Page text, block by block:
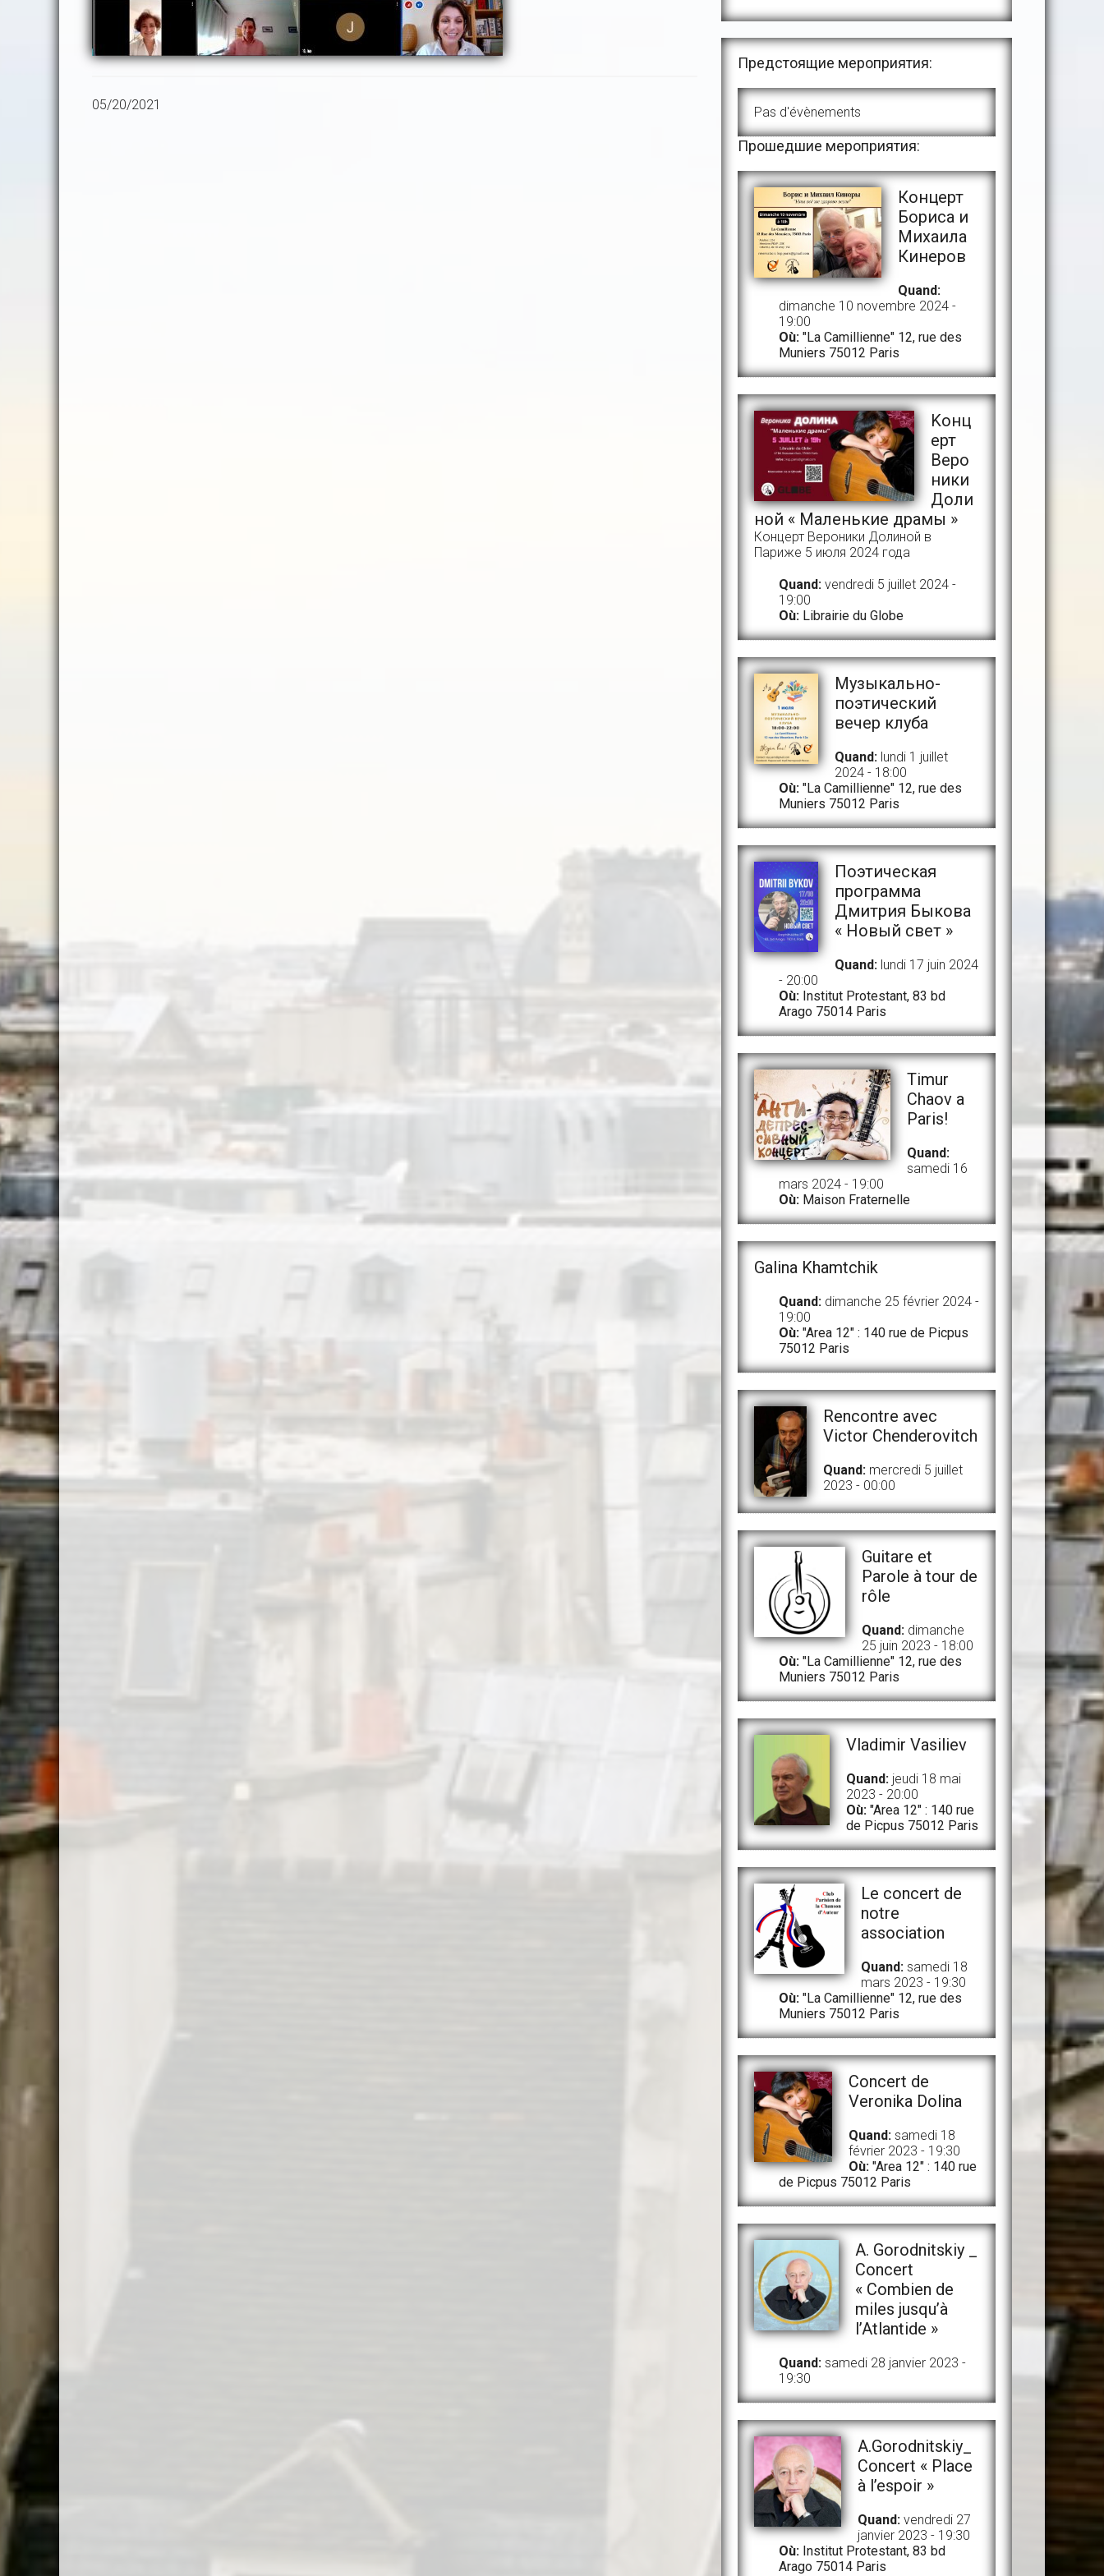
05/20/2021
Предстоящие мероприятия:
Pas d'évènements
Прошедшие мероприятия:
Концерт
Бориса и
Михаила
Кинеров
Quand:
dimanche 10 novembre 2024 -
19:00
Où: "La Camillienne" 12, rue des
Muniers 75012 Paris
Kонц
ерт
Веро
ники
Доли
ной « Маленькие драмы »
Концерт Вероники Долиной в
Париже 5 июля 2024 года
Quand:vendredi 5 juillet 2024 -
19:00
Où: Librairie du Globe
Музыкально-
поэтический
вечер клуба
Quand:lundi 1 juillet
2024 - 18:00
Où: "La Camillienne" 12, rue des
Muniers 75012 Paris
Поэтическая
программа
Дмитрия Быкова
« Новый свет »
Quand:lundi 17 juin 2024
- 20:00
Où: Institut Protestant, 83 bd
Arago 75014 Paris
Timur
Chaov a
Paris!
Quand:
samedi 16
mars 2024 - 19:00
Où: Maison Fraternelle
Galina Khamtchik
Quand:dimanche 25 février 2024 -
19:00
Où: "Area 12" : 140 rue de Picpus
75012 Paris
Rencontre avec
Victor Chenderovitch
Quand: mercredi 5 juillet
2023 - 00:00
Guitare et
Parole à tour de
rôle
Quand: dimanche
25 juin 2023 - 18:00
Où: "La Camillienne" 12, rue des
Muniers 75012 Paris
Vladimir Vasiliev
Quand:jeudi 18 mai
2023 - 20:00
Où: "Area 12" : 140 rue
de Picpus 75012 Paris
Le concert de
notre
association
Quand:samedi 18
mars 2023 - 19:30
Où: "La Camillienne" 12, rue des
Muniers 75012 Paris
Concert de
Veronika Dolina
Quand: samedi 18
février 2023 - 19:30
Où: "Area 12" : 140 rue
de Picpus 75012 Paris
A. Gorodnitskiy _
Concert
« Combien de
miles jusqu’à
l’Atlantide »
Quand:samedi 28 janvier 2023 -
19:30
A.Gorodnitskiy_
Concert « Place
à l’espoir »
Quand:vendredi 27
janvier 2023 - 19:30
Où: Institut Protestant, 83 bd
Arago 75014 Paris